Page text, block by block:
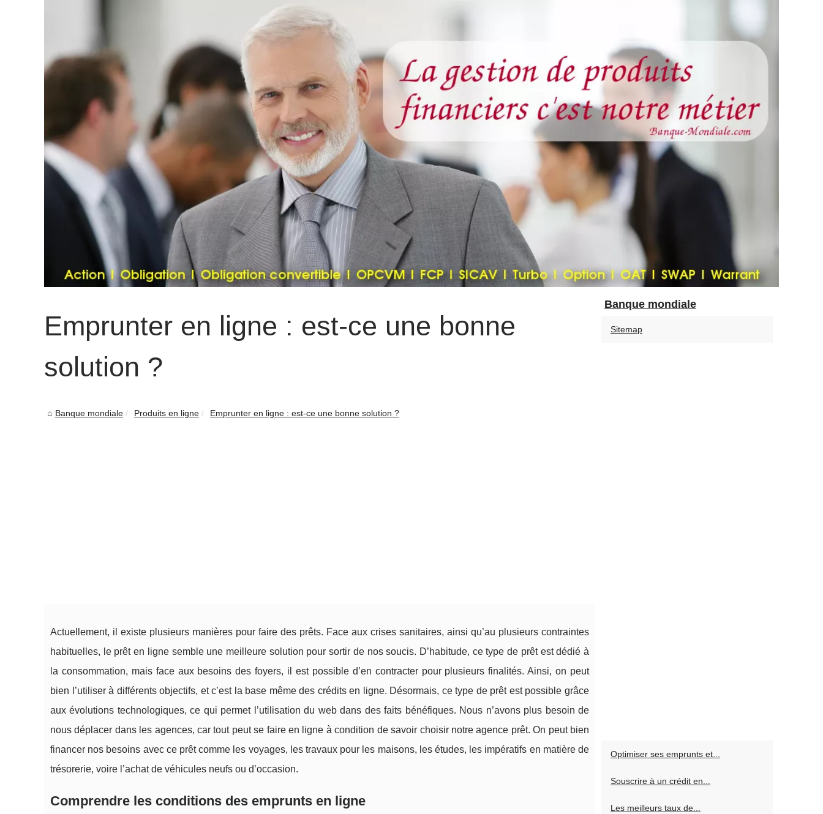
Emprunter en ligne : est-ce une bonne
solution ?
Banque mondiale Produits en ligne Emprunter en ligne : est-ce une bonne solution ?
Actuellement, il existe plusieurs manières pour faire des prêts. Face aux crises sanitaires, ainsi qu’au plusieurs contraintes
habituelles, le prêt en ligne semble une meilleure solution pour sortir de nos soucis. D’habitude, ce type de prêt est dédié à
la consommation, mais face aux besoins des foyers, il est possible d’en contracter pour plusieurs finalités. Ainsi, on peut
bien l’utiliser à différents objectifs, et c’est la base même des crédits en ligne. Désormais, ce type de prêt est possible grâce
aux évolutions technologiques, ce qui permet l’utilisation du web dans des faits bénéfiques. Nous n’avons plus besoin de
nous déplacer dans les agences, car tout peut se faire en ligne à condition de savoir choisir notre agence prêt. On peut bien
financer nos besoins avec ce prêt comme les voyages, les travaux pour les maisons, les études, les impératifs en matière de
trésorerie, voire l’achat de véhicules neufs ou d’occasion.
Comprendre les conditions des emprunts en ligne
Banque mondiale
Sitemap
Optimiser ses emprunts et...
Souscrire à un crédit en...
Les meilleurs taux de...